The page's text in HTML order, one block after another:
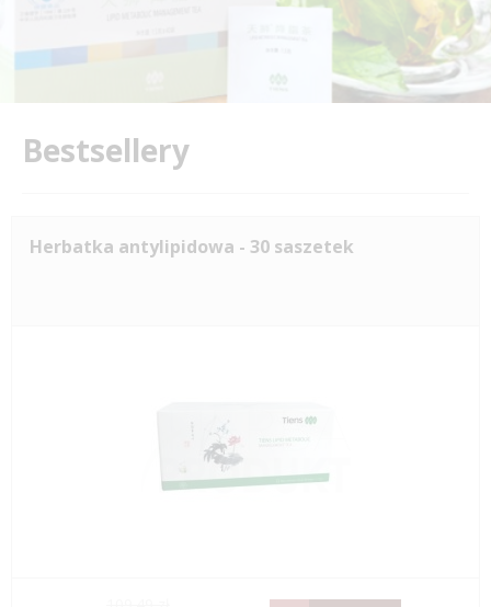
Bestsellery
Herbatka antylipidowa - 30 saszetek